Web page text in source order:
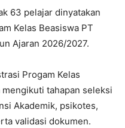
63 pelajar dinyatakan
Kelas Beasiswa PT
Ajaran 2026/2027.
Progam Kelas
tahapan seleksi
Akademik, psikotes,
validasi dokumen.